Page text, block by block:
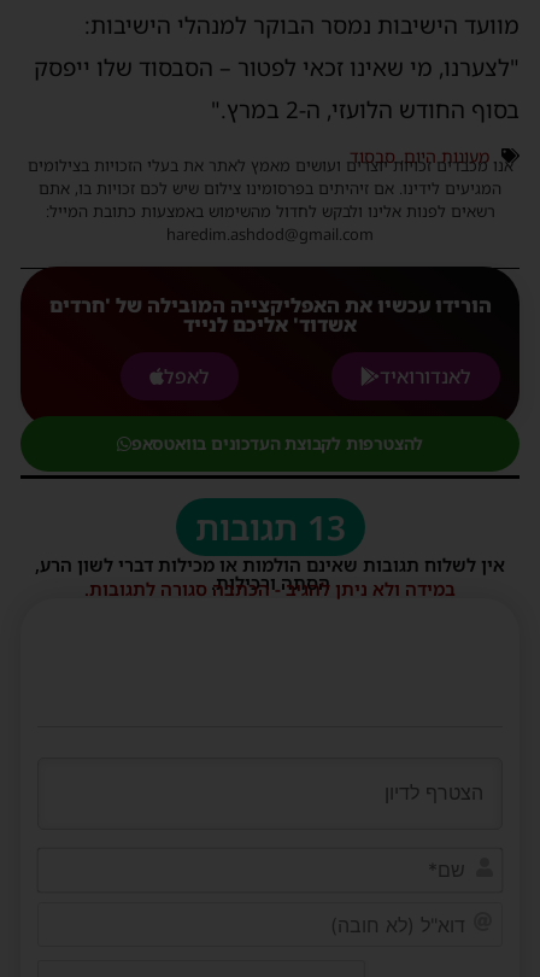
מוועד הישיבות נמסר הבוקר למנהלי הישיבות:
"לצערנו, מי שאינו זכאי לפטור – הסבסוד שלו ייפסק
בסוף החודש הלועזי, ה-2 במרץ."
מעונות היום,סבסוד
אנו מכבדים זכויות יוצרים ועושים מאמץ לאתר את בעלי הזכויות בצילומים
המגיעים לידינו. אם זיהיתים בפרסומינו צילום שיש לכם זכויות בו, אתם
רשאים לפנות אלינו ולבקש לחדול מהשימוש באמצעות כתובת המייל:
haredim.ashdod@gmail.com
הורידו עכשיו את האפליקצייה המובילה של 'חרדים
אשדוד' אליכם לנייד
לאנדורואיד
לאפל
להצטרפות לקבוצת העדכונים בוואטסאפ
13 תגובות
אין לשלוח תגובות שאינם הולמות או מכילות דברי לשון הרע,
הסתה ורכילות.
במידה ולא ניתן להגיב - הכתבה סגורה לתגובות.